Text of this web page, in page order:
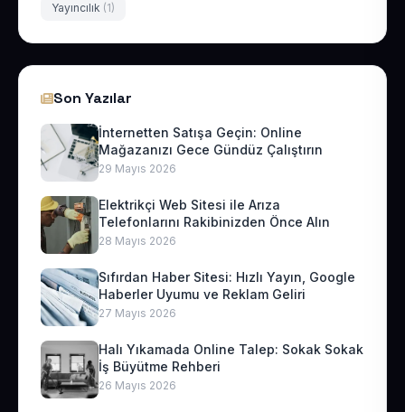
Yayıncılık (1)
Son Yazılar
İnternetten Satışa Geçin: Online
Mağazanızı Gece Gündüz Çalıştırın
29 Mayıs 2026
Elektrikçi Web Sitesi ile Arıza
Telefonlarını Rakibinizden Önce Alın
28 Mayıs 2026
Sıfırdan Haber Sitesi: Hızlı Yayın, Google
Haberler Uyumu ve Reklam Geliri
27 Mayıs 2026
Halı Yıkamada Online Talep: Sokak Sokak
İş Büyütme Rehberi
26 Mayıs 2026